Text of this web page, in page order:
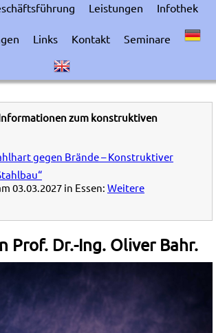
Leistungen Infothek
Links Kontakt Seminare
zum konstruktiven
gegen Brände – Konstruktiver
03.03.2027 in Essen: Weitere
Prof. Dr.-Ing. Oliver Bahr.